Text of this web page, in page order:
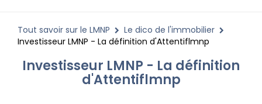
Tout savoir sur le LMNP
Le dico de l'immobilier
Investisseur LMNP - La définition d'Attentiflmnp
Investisseur LMNP - La définition
d'Attentiflmnp